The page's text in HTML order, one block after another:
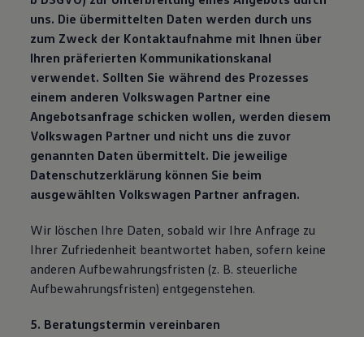
uns. Die übermittelten Daten werden durch uns
zum Zweck der Kontaktaufnahme mit Ihnen über
Ihren präferierten Kommunikationskanal
verwendet. Sollten Sie während des Prozesses
einem anderen Volkswagen Partner eine
Angebotsanfrage schicken wollen, werden diesem
Volkswagen Partner und nicht uns die zuvor
genannten Daten übermittelt. Die jeweilige
Datenschutzerklärung können Sie beim
ausgewählten Volkswagen Partner anfragen.
Wir löschen Ihre Daten, sobald wir Ihre Anfrage zu
Ihrer Zufriedenheit beantwortet haben, sofern keine
anderen Aufbewahrungsfristen (z. B. steuerliche
Aufbewahrungsfristen) entgegenstehen.
5. Beratungstermin vereinbaren